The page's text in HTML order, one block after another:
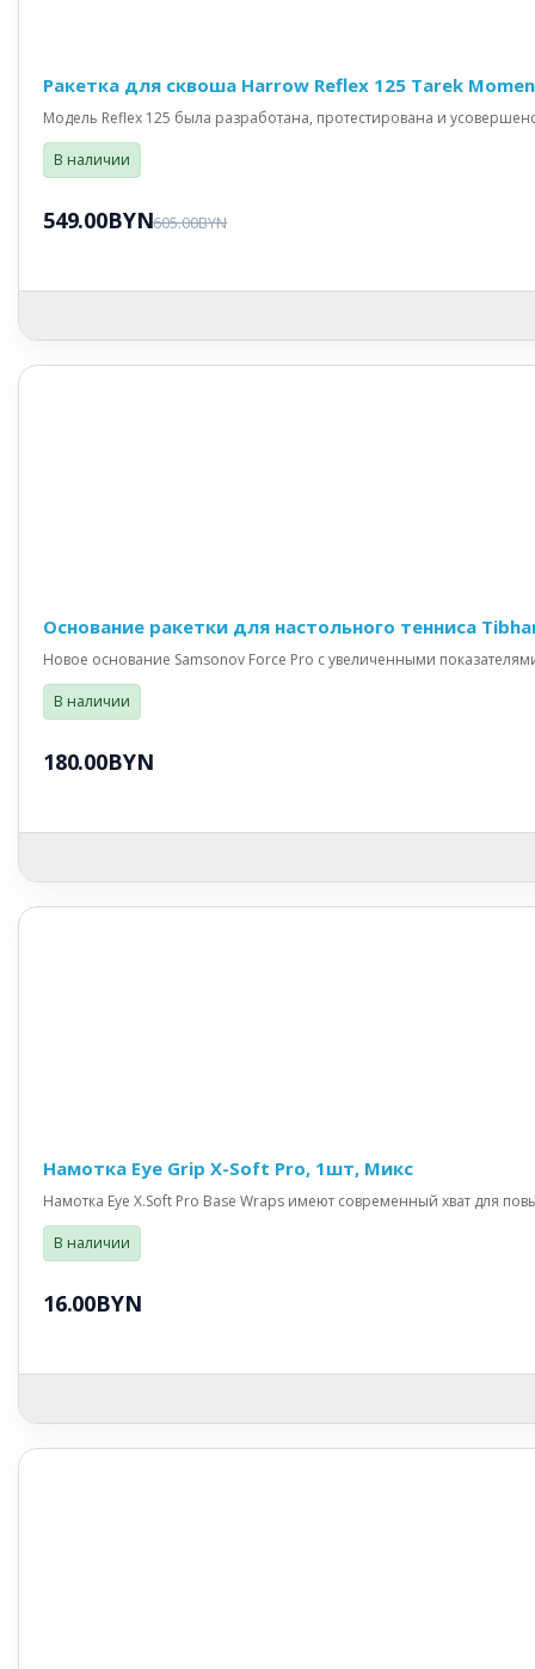
Ракетка для сквоша Harrow Reflex 125 Tarek
Модель Reflex 125 была разработана, протестирована и
В наличии
549.00BYN605.00BYN
Основание ракетки для настольного тенниса
Новое основание Samsonov Force Pro с увеличенными
В наличии
180.00BYN
Намотка Eye Grip X-Soft Pro, 1шт, Микс
Намотка Eye X.Soft Pro Base Wraps имеют современный хват для
В наличии
16.00BYN